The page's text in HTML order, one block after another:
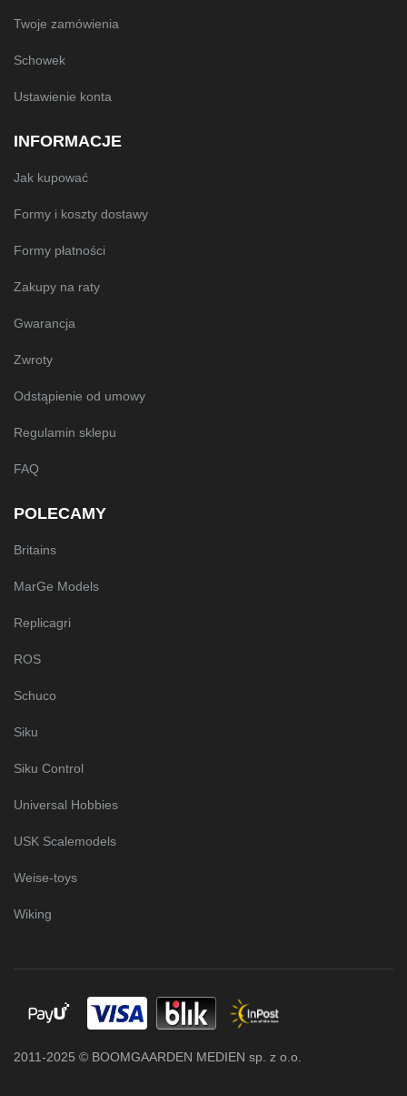
Twoje zamówienia
Schowek
Ustawienie konta
INFORMACJE
Jak kupować
Formy i koszty dostawy
Formy płatności
Zakupy na raty
Gwarancja
Zwroty
Odstąpienie od umowy
Regulamin sklepu
FAQ
POLECAMY
Britains
MarGe Models
Replicagri
ROS
Schuco
Siku
Siku Control
Universal Hobbies
USK Scalemodels
Weise-toys
Wiking
2011-2025 © BOOMGAARDEN MEDIEN sp. z o.o.